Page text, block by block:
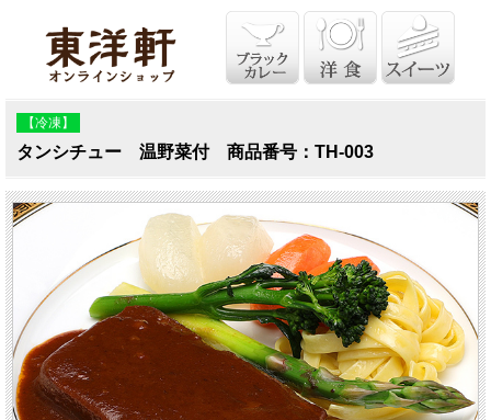
【冷凍】
タンシチュー 温野菜付 商品番号：TH-003